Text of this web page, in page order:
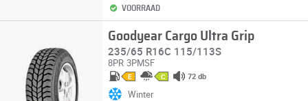
VOORRAAD
Goodyear Cargo Ultra Grip
235/65 R16C 115/113S
8PR 3PMSF
E C 72 db
Winter